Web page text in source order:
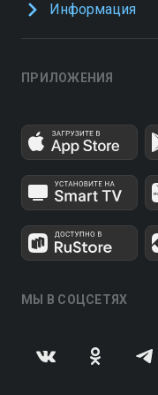
Информация
ПРИЛОЖЕНИЯ
МЫ В СОЦСЕТЯХ